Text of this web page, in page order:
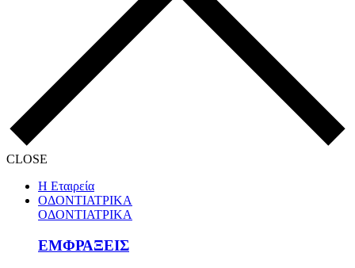
CLOSE
Η Εταιρεία
ΟΔΟΝΤΙΑΤΡΙΚΑ
ΟΔΟΝΤΙΑΤΡΙΚΑ
ΕΜΦΡΑΞΕΙΣ